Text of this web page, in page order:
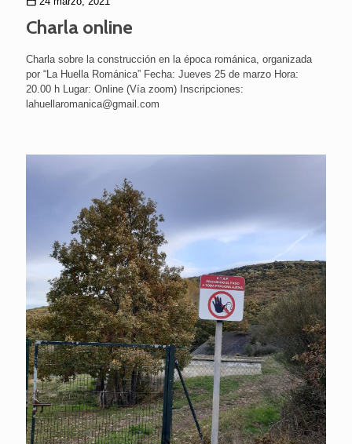
Charla online
Charla sobre la construcción en la época románica, organizada
por “La Huella Románica” Fecha: Jueves 25 de marzo Hora:
20.00 h Lugar: Online (Vía zoom) Inscripciones:
lahuellaromanica@gmail.com